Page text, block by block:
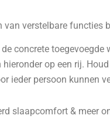
van verstelbare functies
concrete toegevoegde
hieronder op een rij.
ieder persoon kunnen
slaapcomfort & meer